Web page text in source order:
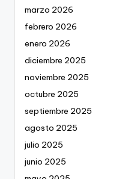
marzo 2026
febrero 2026
enero 2026
diciembre 2025
noviembre 2025
octubre 2025
septiembre 2025
agosto 2025
julio 2025
junio 2025